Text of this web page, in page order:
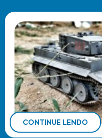
CONTINUE LENDO